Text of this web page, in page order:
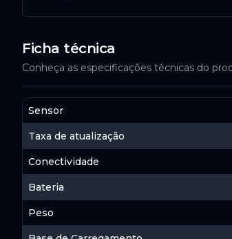
Ficha técnica
Conheça as especificações técnicas do
Sensor
Taxa de atualização
Conectividade
Bateria
Peso